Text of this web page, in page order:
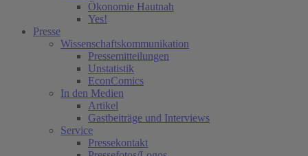
Ökonomie Hautnah
Yes!
Presse
Wissenschaftskommunikation
Pressemitteilungen
Unstatistik
EconComics
In den Medien
Artikel
Gastbeiträge und Interviews
Service
Pressekontakt